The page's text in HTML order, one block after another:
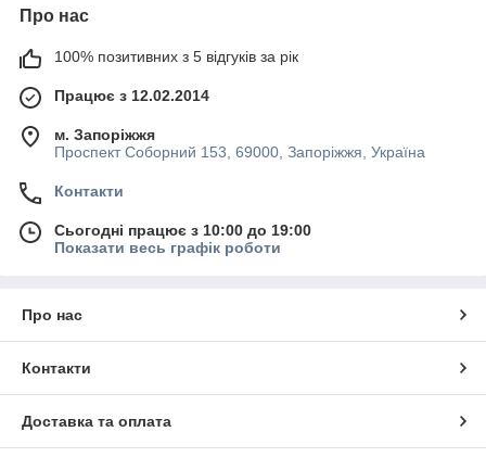
Про нас
100% позитивних з 5 відгуків за рік
Працює з 12.02.2014
м. Запоріжжя
Проспект Соборний 153, 69000, Запоріжжя, Україна
Контакти
Сьогодні працює з 10:00 до 19:00
Показати весь графік роботи
Про нас
Контакти
Доставка та оплата